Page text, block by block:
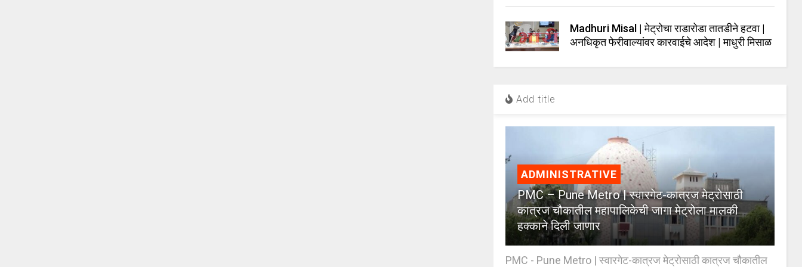
Madhuri Misal | मेट्रोचा राडारोडा तातडीने हटवा |
अनधिकृत फेरीवाल्यांवर कारवाईचे आदेश | माधुरी मिसाळ
Add title
ADMINISTRATIVE
PMC – Pune Metro | स्वारगेट-कात्रज मेट्रोसाठी
कात्रज चौकातील महापालिकेची जागा मेट्रोला मालकी
हक्काने दिली जाणार
PMC - Pune Metro | स्वारगेट-कात्रज मेट्रोसाठी कात्रज चौकातील